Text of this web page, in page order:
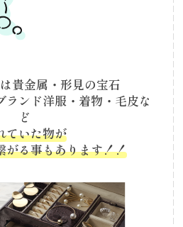
貴金属・形見の宝石
ランド洋服・着物・毛皮な
ど
ていた物が
がる事もあります！！